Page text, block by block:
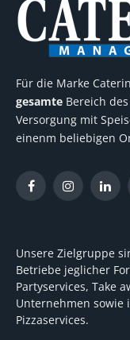
Für die Marke
gesamte Bereich
Versorgung mit
einenm beliebigen
FacebookInstagram
Unsere Zielgruppe
Betriebe jeglicher
Partyservices, Take
Unternehmen sowie
Pizzaservices.